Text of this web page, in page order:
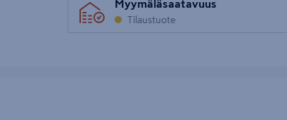
Myymäläsaatavuus
Tilaustuote